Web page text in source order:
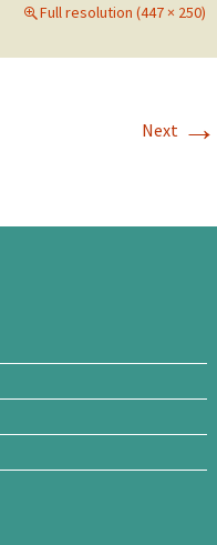
Full resolution (447 × 250)
Next →